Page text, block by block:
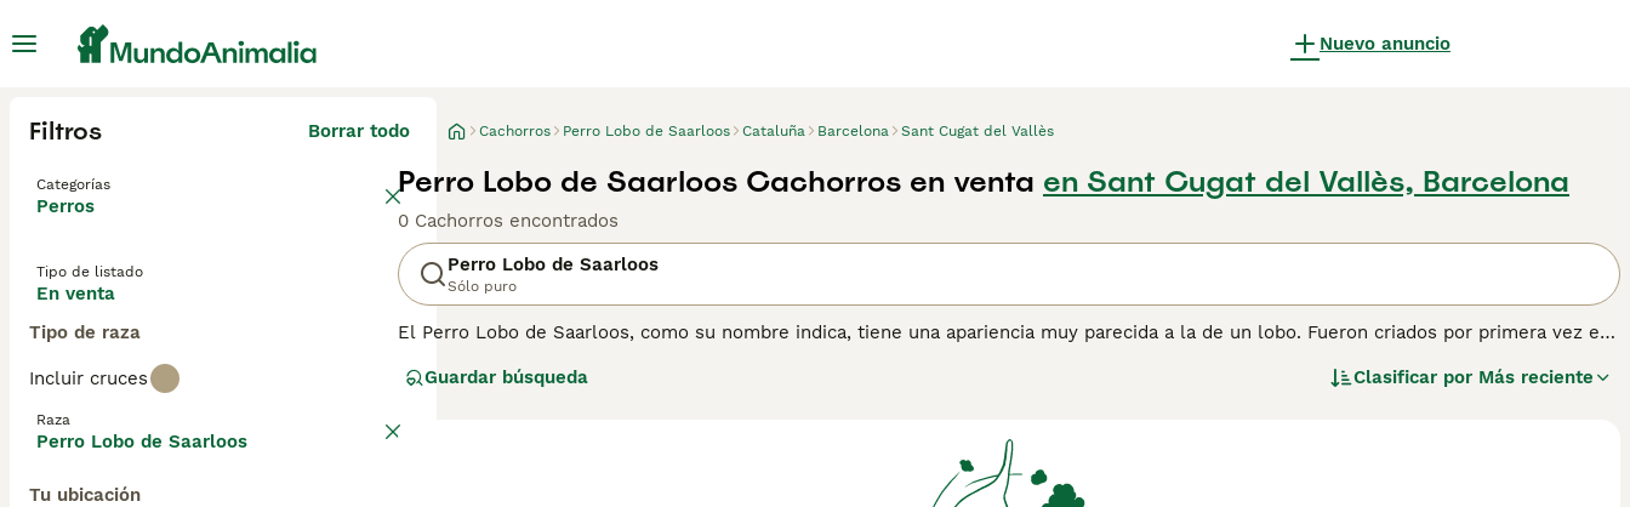
Nuevo anuncio
Filtros Borrar todo
Categorías
Perros
Tipo de listado
En venta
Tipo de raza
Incluir cruces
Raza
Perro Lobo de Saarloos
Tu ubicación
Cachorros Perro Lobo de Saarloos Cataluña Barcelona Sant Cugat del Vallès
Perro Lobo de Saarloos Cachorros en venta en Sant Cugat del Vallès, Barcelona
0 Cachorros encontrados
Perro Lobo de Saarloos
Sólo puro
El Perro Lobo de Saarloos, como su nombre indica, tiene una apariencia muy parecida a la de un lobo. Fueron criados por primera vez en
natural. Aunque no es tan popular en España, tiene muchos seguidores en otras partes del mundo gracias a su apariencia de lobo y su
clubes de razas locales con el objetivo de continuar produciendo cachorros sanos y bien educados. Lee nuestra página de consejos de
compra de Perro Lobo de Saarloos para obtener información sobre esta raza de perro.
Guardar búsqueda Clasificar por Más reciente